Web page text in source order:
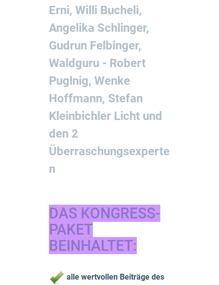
Erni, Willi Bucheli,
Angelika Schlinger,
Gudrun Felbinger,
Waldguru - Robert
Puglnig, Wenke
Hoffmann, Stefan
Kleinbichler Licht und
den 2
Überraschungsexperte
n
DAS KONGRESS-
PAKET
BEINHALTET:
alle wertvollen Beiträge des